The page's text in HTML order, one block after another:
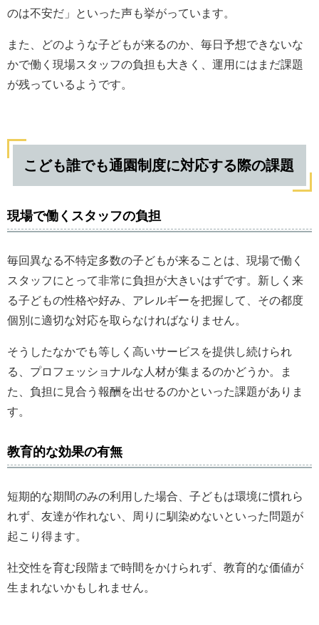
のは不安だ」といった声も挙がっています。
また、どのような子どもが来るのか、毎日予想できないな
かで働く現場スタッフの負担も大きく、運用にはまだ課題
が残っているようです。
こども誰でも通園制度に対応する際の課題
現場で働くスタッフの負担
毎回異なる不特定多数の子どもが来ることは、現場で働く
スタッフにとって非常に負担が大きいはずです。新しく来
る子どもの性格や好み、アレルギーを把握して、その都度
個別に適切な対応を取らなければなりません。
そうしたなかでも等しく高いサービスを提供し続けられ
る、プロフェッショナルな人材が集まるのかどうか。ま
た、負担に見合う報酬を出せるのかといった課題がありま
す。
教育的な効果の有無
短期的な期間のみの利用した場合、子どもは環境に慣れら
れず、友達が作れない、周りに馴染めないといった問題が
起こり得ます。
社交性を育む段階まで時間をかけられず、教育的な価値が
生まれないかもしれません。